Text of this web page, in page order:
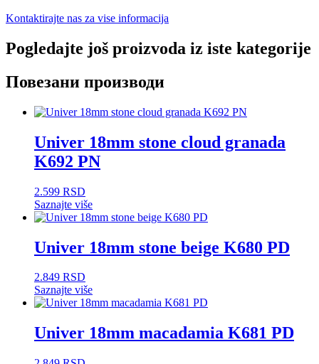
Kontaktirajte nas za vise informacija
Pogledajte još proizvoda iz iste kategorije
Повезани производи
Univer 18mm stone cloud granada
K692 PN
2.599 RSD
Saznajte više
Univer 18mm stone beige K680 PD
2.849 RSD
Saznajte više
Univer 18mm macadamia K681 PD